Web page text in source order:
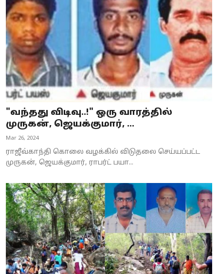
"வந்தது விடிவு..!" ஒரு வாரத்தில்
முருகன், ஜெயக்குமார், ...
Mar 26, 2024
ராஜீவ்காந்தி கொலை வழக்கில் விடுதலை செய்யப்பட்ட
முருகன், ஜெயக்குமார், ராபர்ட் பயா...